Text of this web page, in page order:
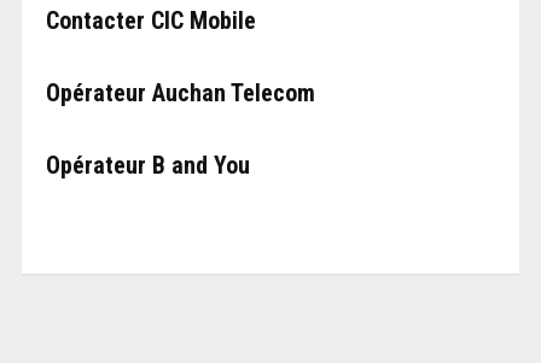
Contacter CIC Mobile
Opérateur Auchan Telecom
Opérateur B and You